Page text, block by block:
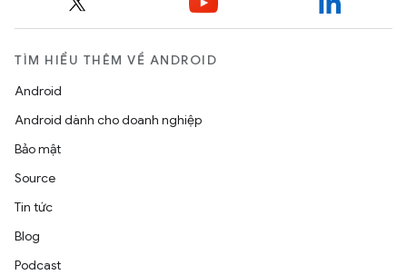
TÌM HIỂU THÊM VỀ ANDROID
Android
Android dành cho doanh nghiệp
Bảo mật
Source
Tin tức
Blog
Podcast